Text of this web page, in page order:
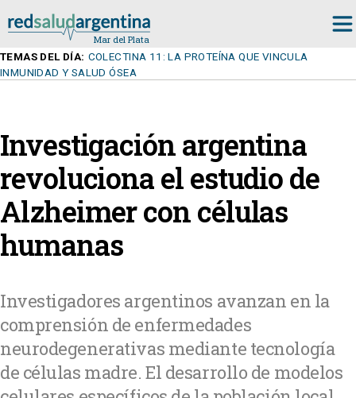
TEMAS DEL DÍA: COLECTINA 11: LA PROTEÍNA QUE VINCULA
INMUNIDAD Y SALUD ÓSEA
Investigación argentina
revoluciona el estudio de
Alzheimer con células
humanas
Investigadores argentinos avanzan en la
comprensión de enfermedades
neurodegenerativas mediante tecnología
de células madre. El desarrollo de modelos